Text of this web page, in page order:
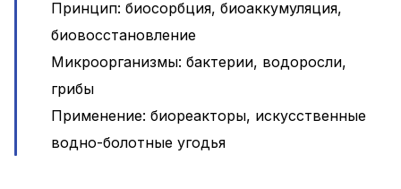
Принцип: биосорбция, биоаккумуляция,
биовосстановление
Микроорганизмы: бактерии, водоросли,
грибы
Применение: биореакторы, искусственные
водно-болотные угодья